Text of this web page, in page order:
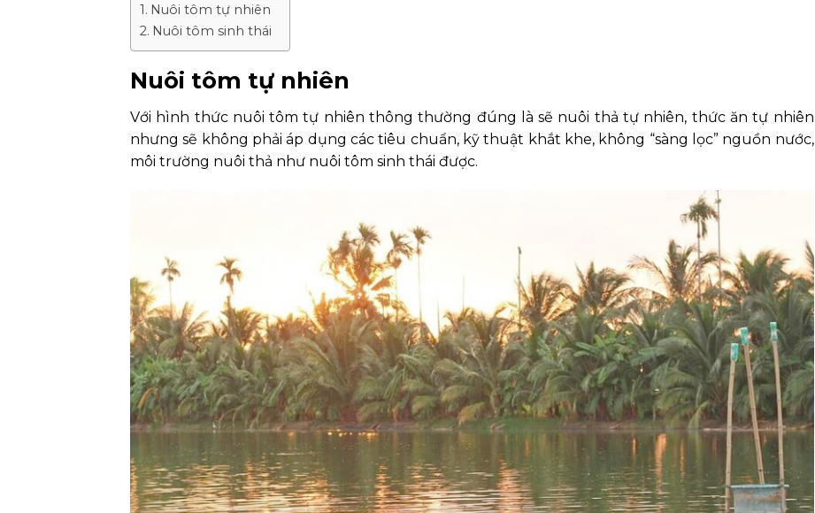
Nuôi tôm tự nhiên
Nuôi tôm sinh thái
Nuôi tôm tự nhiên
Với hình thức nuôi tôm tự nhiên thông thường đúng là sẽ nuôi thả tự nhiên, thức ăn tự nhiên
nhưng sẽ không phải áp dụng các tiêu chuẩn, kỹ thuật khắt khe, không “sàng lọc” nguồn nước,
môi trường nuôi thả như nuôi tôm sinh thái được.